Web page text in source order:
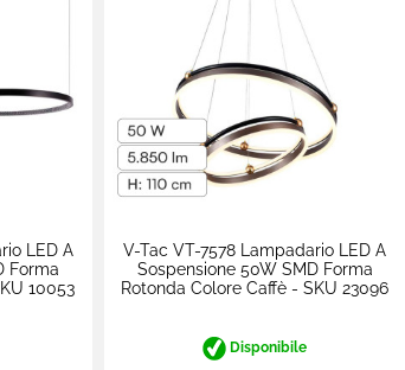
LED A
Forma
10053
V-Tac VT-7578 Lampadario LED A
Sospensione 50W SMD Forma
Rotonda Colore Caffè - SKU 23096
Disponibile